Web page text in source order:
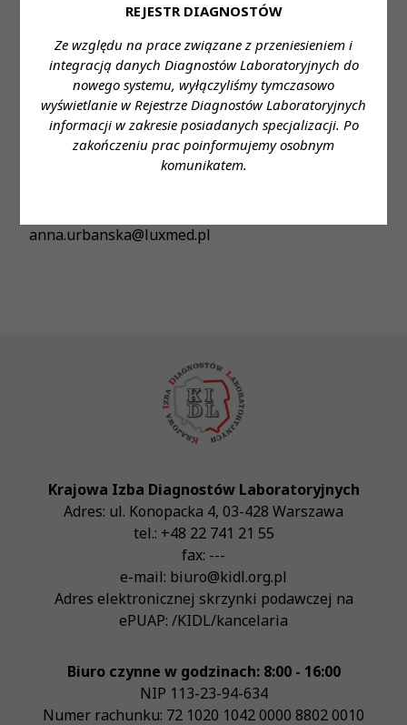
REJESTR DIAGNOSTÓW
Ze względu na prace związane z przeniesieniem i
integracją danych Diagnostów Laboratoryjnych do
nowego systemu, wyłączyliśmy tymczasowo
wyświetlanie w Rejestrze Diagnostów Laboratoryjnych
informacji w zakresie posiadanych specjalizacji. Po
zakończeniu prac poinformujemy osobnym
komunikatem.
Proponowane wynagrodzenie:
Forma zatrudnienia:umowa o pracę
Wymiar czasu pracy: etat
Stanowisko:diagnosta laboratoryjny- serolog
Dane do kontaktu:
anna.urbanska@luxmed.pl
Krajowa Izba Diagnostów Laboratoryjnych
Adres: ul. Konopacka 4, 03-428 Warszawa
tel.: +48 22 741 21 55
fax: ---
e-mail: biuro@kidl.org.pl
Adres elektronicznej skrzynki podawczej na
ePUAP: /KIDL/kancelaria
Biuro czynne w godzinach: 8:00 - 16:00
NIP 113-23-94-634
Numer rachunku: 72 1020 1042 0000 8802 0010